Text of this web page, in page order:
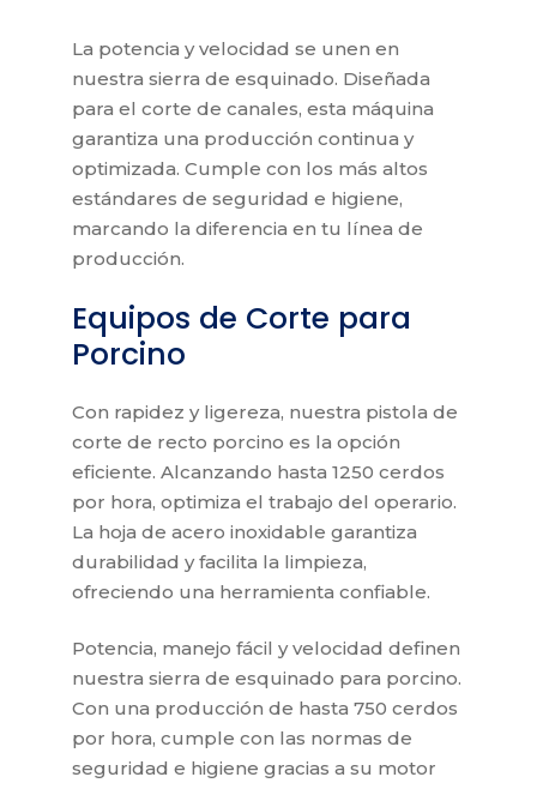
La potencia y velocidad se unen en
nuestra sierra de esquinado. Diseñada
para el corte de canales, esta máquina
garantiza una producción continua y
optimizada. Cumple con los más altos
estándares de seguridad e higiene,
marcando la diferencia en tu línea de
producción.
Equipos de Corte para
Porcino
Con rapidez y ligereza, nuestra pistola de
corte de recto porcino es la opción
eficiente. Alcanzando hasta 1250 cerdos
por hora, optimiza el trabajo del operario.
La hoja de acero inoxidable garantiza
durabilidad y facilita la limpieza,
ofreciendo una herramienta confiable.
Potencia, manejo fácil y velocidad definen
nuestra sierra de esquinado para porcino.
Con una producción de hasta 750 cerdos
por hora, cumple con las normas de
seguridad e higiene gracias a su motor